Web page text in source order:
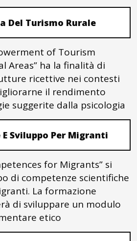
Del Turismo Rurale
of Tourism
Areas” ha la finalità di
ricettive nei contesti
il rendimento
suggerite dalla psicologia
Sviluppo Per Migranti
for Migrants” si
di competenze scientifiche
La formazione
di sviluppare un modulo
etico